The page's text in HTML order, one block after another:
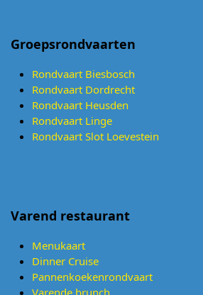
Groepsrondvaarten
Rondvaart Biesbosch
Rondvaart Dordrecht
Rondvaart Heusden
Rondvaart Linge
Rondvaart Slot Loevestein
Varend restaurant
Menukaart
Dinner Cruise
Pannenkoekenrondvaart
Varende brunch